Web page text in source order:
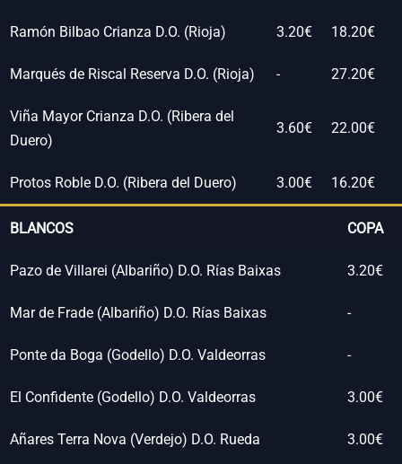
Ramón Bilbao Crianza D.O. (Rioja) 3.20€ 18.20€
Marqués de Riscal Reserva D.O. (Rioja) - 27.20€
Viña Mayor Crianza D.O. (Ribera del
Duero)
3.60€ 22.00€
Protos Roble D.O. (Ribera del Duero) 3.00€ 16.20€
BLANCOS COPA
Pazo de Villarei (Albariño) D.O. Rías Baixas 3.20€
Mar de Frade (Albariño) D.O. Rías Baixas -
Ponte da Boga (Godello) D.O. Valdeorras -
El Confidente (Godello) D.O. Valdeorras 3.00€
Añares Terra Nova (Verdejo) D.O. Rueda 3.00€